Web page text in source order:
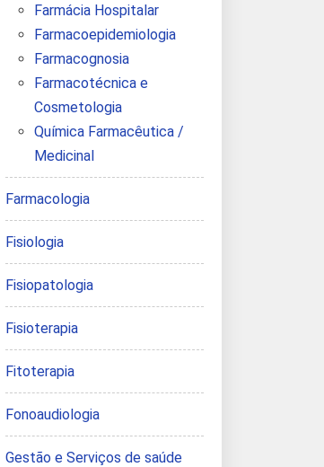
Farmácia Hospitalar
Farmacoepidemiologia
Farmacognosia
Farmacotécnica e
Cosmetologia
Química Farmacêutica /
Medicinal
Farmacologia
Fisiologia
Fisiopatologia
Fisioterapia
Fitoterapia
Fonoaudiologia
Gestão e Serviços de saúde